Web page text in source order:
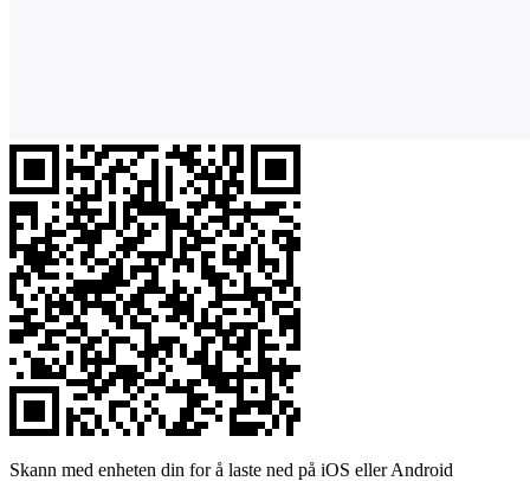
Skann med enheten din for å laste ned på iOS eller Android